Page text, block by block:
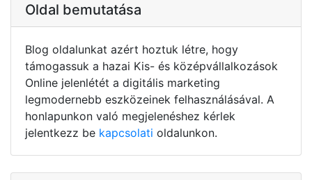
Oldal bemutatása
Blog oldalunkat azért hoztuk létre, hogy
támogassuk a hazai Kis- és középvállalkozások
Online jelenlétét a digitális marketing
legmodernebb eszközeinek felhasználásával. A
honlapunkon való megjelenéshez kérlek
jelentkezz be kapcsolati oldalunkon.